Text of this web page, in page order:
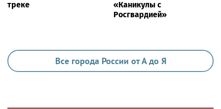
треке
«Каникулы с
Росгвардией»
Все города России от А до Я